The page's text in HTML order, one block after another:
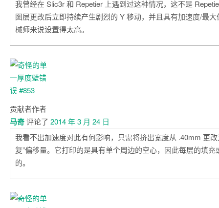
我曾经在 Slic3r 和 Repetier 上遇到过这种情况，这不是
图层更改后立即持续产生剧烈的 Y 移动，并且具有加速度/最
械师来说设置得太高。
贡献者作者
马奇评论了 2014 年 3 月 24 日
我看不出加速度对此有何影响，只需将挤出宽度从 .40mm 更
复”偏移量。它打印的是具有单个周边的空心，因此每层的填
的。